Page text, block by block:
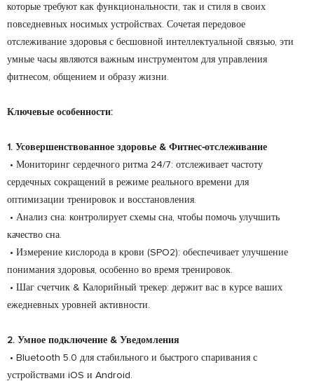
которые требуют как функциональности, так и стиля в своих
повседневных носимых устройствах. Сочетая передовое
отслеживание здоровья с бесшовной интеллектуальной связью, эти
умные часы являются важным инструментом для управления
фитнесом, общением и образу жизни.
Ключевые особенности:
1. Усовершенствованное здоровье & Фитнес-отслеживание
• Мониторинг сердечного ритма 24/7: отслеживает частоту
сердечных сокращений в режиме реального времени для
оптимизации тренировок и восстановления.
• Анализ сна: контролирует схемы сна, чтобы помочь улучшить
качество сна.
• Измерение кислорода в крови (SPO2): обеспечивает улучшение
понимания здоровья, особенно во время тренировок.
• Шаг счетчик & Калорийный трекер: держит вас в курсе ваших
ежедневных уровней активности.
2. Умное подключение & Уведомления
• Bluetooth 5.0 для стабильного и быстрого спаривания с
устройствами iOS и Android.